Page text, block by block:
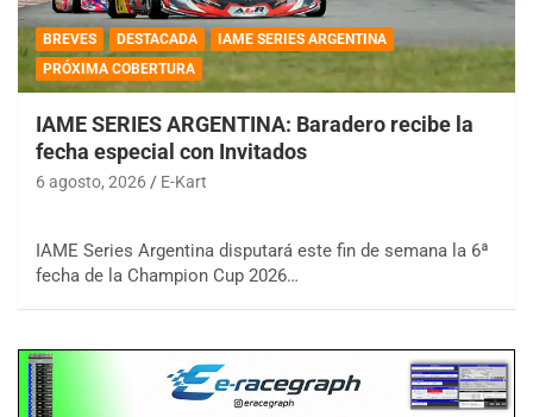
BREVES DESTACADA
IAME SERIES ARGENTINA
PRÓXIMA COBERTURA
IAME SERIES ARGENTINA: Baradero recibe la
fecha especial con Invitados
6 agosto, 2026 E-Kart
IAME Series Argentina disputará este fin de semana la 6ª
fecha de la Champion Cup 2026…